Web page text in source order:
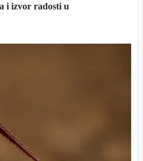
i izvor radosti u